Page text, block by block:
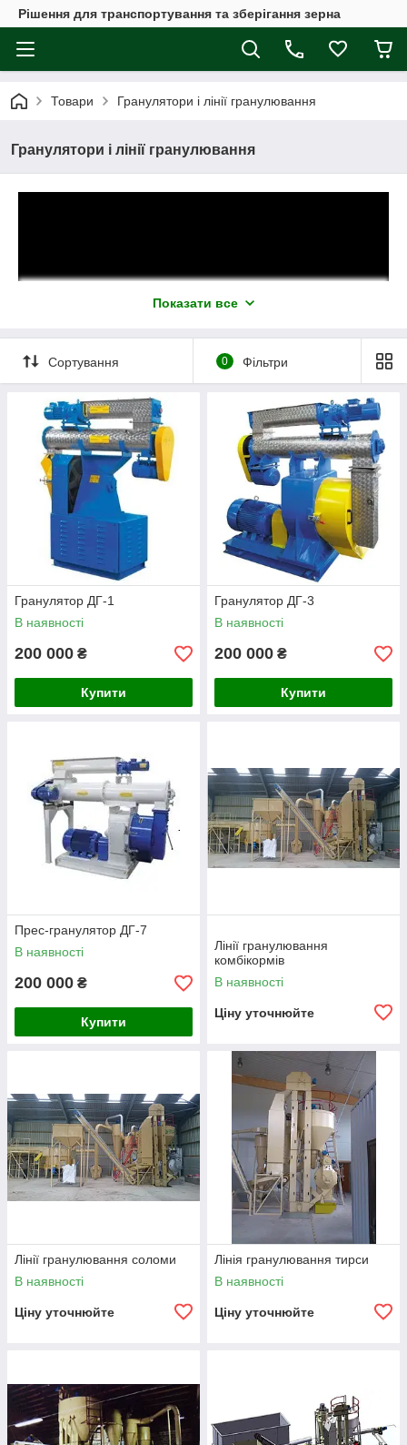
Рішення для транспортування та зберігання зерна
Товари Гранулятори і лінії гранулювання
Гранулятори і лінії гранулювання
Показати все
Сортування 0 Фільтри
Гранулятор ДГ-1
В наявності
200 000 ₴
Купити
Гранулятор ДГ-3
В наявності
200 000 ₴
Купити
Прес-гранулятор ДГ-7
В наявності
200 000 ₴
Купити
Лінії гранулювання
комбікормів
В наявності
Ціну уточнюйте
Лінії гранулювання соломи
В наявності
Ціну уточнюйте
Лінія гранулювання тирси
В наявності
Ціну уточнюйте